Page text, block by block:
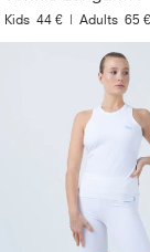
Kids 44 € | Adults 65 €